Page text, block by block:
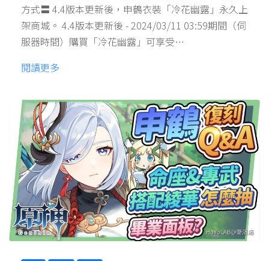
方式〓 4.4版本更新後，申鶴衣裝「冷花幽露」永久上
架商城。 4.4版本更新後 - 2024/03/11 03:59期間（伺
服器時間）購買「冷花幽露」可享受…
閱讀更多